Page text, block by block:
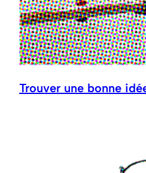
Trouver une bonne